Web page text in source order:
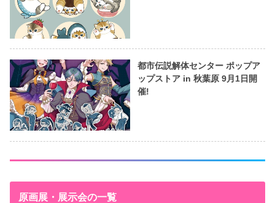
都市伝説解体センター ポップア
ップストア in 秋葉原 9月1日開
催!
原画展・展示会の一覧